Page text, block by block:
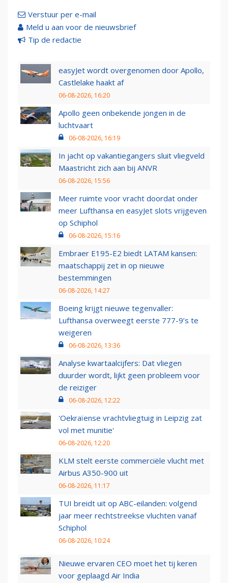
Verstuur per e-mail
Meld u aan voor de nieuwsbrief
Tip de redactie
easyJet wordt overgenomen door Apollo,
Castlelake haakt af
06-08-2026, 16:20
Apollo geen onbekende jongen in de
luchtvaart
06-08-2026, 16:19
In jacht op vakantiegangers sluit vliegveld
Maastricht zich aan bij ANVR
06-08-2026, 15:56
Meer ruimte voor vracht doordat onder
meer Lufthansa en easyJet slots vrijgeven
op Schiphol
06-08-2026, 15:16
Embraer E195-E2 biedt LATAM kansen:
maatschappij zet in op nieuwe
bestemmingen
06-08-2026, 14:27
Boeing krijgt nieuwe tegenvaller:
Lufthansa overweegt eerste 777-9’s te
weigeren
06-08-2026, 13:36
Analyse kwartaalcijfers: Dat vliegen
duurder wordt, lijkt geen probleem voor
de reiziger
06-08-2026, 12:22
'Oekraïense vrachtvliegtuig in Leipzig zat
vol met munitie'
06-08-2026, 12:20
KLM stelt eerste commerciële vlucht met
Airbus A350-900 uit
06-08-2026, 11:17
TUI breidt uit op ABC-eilanden: volgend
jaar meer rechtstreekse vluchten vanaf
Schiphol
06-08-2026, 10:24
Nieuwe ervaren CEO moet het tij keren
voor geplaagd Air India